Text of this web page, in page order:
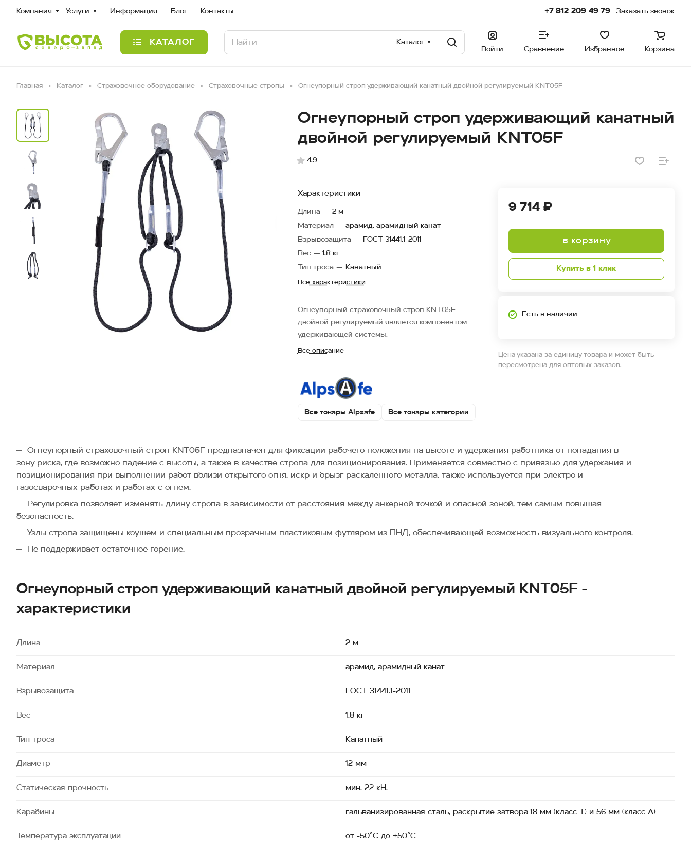
Компания Услуги Информация Блог Контакты +7 812 209 49 79 Заказать звонок
КАТАЛОГ
Каталог
Войти
Сравнение Избранное Корзина
Главная Каталог Страховочное оборудование Страховочные стропы Огнеупорный строп удерживающий канатный двойной регулируемый KNT05F
Огнеупорный строп удерживающий канатный
двойной регулируемый KNT05F
4.9
Характеристики
Длина — 2 м
Материал — арамид, арамидный канат
Взрывозащита — ГОСТ 31441.1-2011
Вес — 1.8 кг
Тип троса — Канатный
Все характеристики
Огнеупорный страховочный строп KNT05F
двойной регулируемый является компонентом
удерживающей системы.
Все описание
Все товары Alpsafe Все товары категории
9 714 ₽
в корзину
Купить в 1 клик
Есть в наличии
Цена указана за единицу товара и может быть
пересмотрена для оптовых заказов.
Огнеупорный страховочный строп KNT05F предназначен для фиксации рабочего положения на высоте и удержания работника от попадания в
зону риска, где возможно падение с высоты, а также в качестве стропа для позиционирования. Применяется совместно с привязью для удержания и
позиционирования при выполнении работ вблизи открытого огня, искр и брызг раскаленного металла, также используется при электро и
газосварочных работах и работах с огнем.
Регулировка позволяет изменять длину стропа в зависимости от расстояния между анкерной точкой и опасной зоной, тем самым повышая
безопасность.
Узлы стропа защищены коушем и специальным прозрачным пластиковым футляром из ПНД, обеспечивающей возможность визуального контроля.
Не поддерживает остаточное горение.
Огнеупорный строп удерживающий канатный двойной регулируемый KNT05F -
характеристики
Длина 2 м
Материал арамид, арамидный канат
Взрывозащита ГОСТ 31441.1-2011
Вес 1.8 кг
Тип троса Канатный
Диаметр 12 мм
Статическая прочность мин. 22 кН.
Карабины гальванизированная сталь, раскрытие затвора 18 мм (класс Т) и 56 мм (класс А)
Температура эксплуатации от -50˚С до +50˚С